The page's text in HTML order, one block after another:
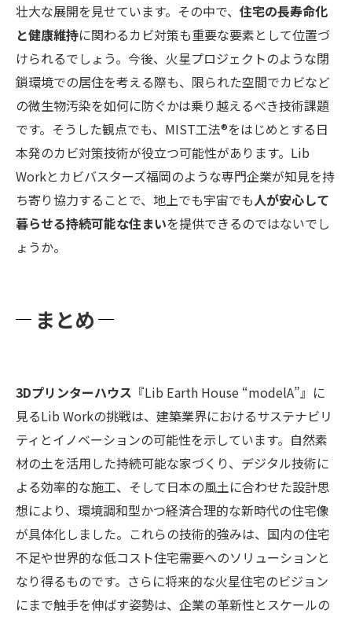
壮大な展開を見せています。その中で、 住宅の長寿命化
と健康維持に関わるカビ対策も重要な要素として位置づ
けられるでしょう。今後、火星プロジェクトのような閉
鎖環境での居住を考える際も、限られた空間でカビなど
の微生物汚染を如何に防ぐかは乗り越えるべき技術課題
です。そうした観点でも、MIST工法®をはじめとする日
本発のカビ対策技術が役立つ可能性があります。Lib
Workとカビバスターズ福岡のような専門企業が知見を持
ち寄り協力することで、地上でも宇宙でも人が安心して
暮らせる持続可能な住まいを提供できるのではないでし
ょうか。
まとめ
3Dプリンターハウス 『Lib Earth House “modelA”』に
見るLib Workの挑戦は、建築業界におけるサステナビリ
ティとイノベーションの可能性を示しています。自然素
材の土を活用した持続可能な家づくり、デジタル技術に
よる効率的な施工、そして日本の風土に合わせた設計思
想により、環境調和型かつ経済合理的な新時代の住宅像
が具体化しました。これらの技術的強みは、国内の住宅
不足や世界的な低コスト住宅需要へのソリューションと
なり得るものです。さらに将来的な火星住宅のビジョン
にまで触手を伸ばす姿勢は、企業の革新性とスケールの